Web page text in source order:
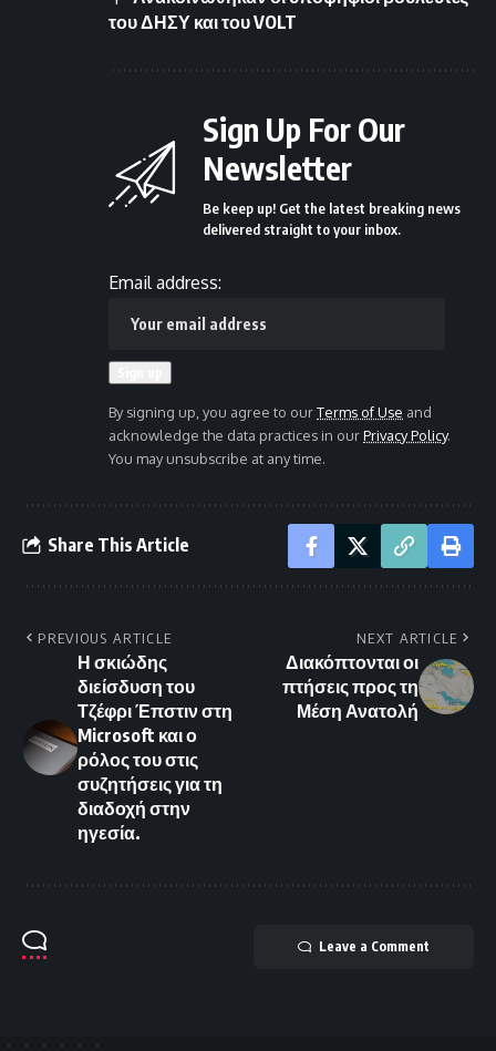
του ΔΗΣΥ και του VOLT
Sign Up For Our
Newsletter
Be keep up! Get the latest breaking news
delivered straight to your inbox.
Email address:
By signing up, you agree to ourTerms of Use and
acknowledge the data practices in ourPrivacy Policy.
You may unsubscribe at any time.
Share This Article
PREVIOUS ARTICLE
Η σκιώδης
διείσδυση του
Τζέφρι Έπστιν στη
Microsoft και ο
ρόλος του στις
συζητήσεις για τη
διαδοχή στην
ηγεσία.
NEXT ARTICLE
Διακόπτονται οι
πτήσεις προς τη
Μέση Ανατολή
Leave a Comment